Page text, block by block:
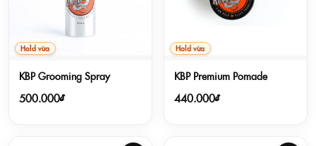
Hold vừa
KBP Grooming Spray
500.000₫
Hold vừa
KBP Premium Pomade
440.000₫